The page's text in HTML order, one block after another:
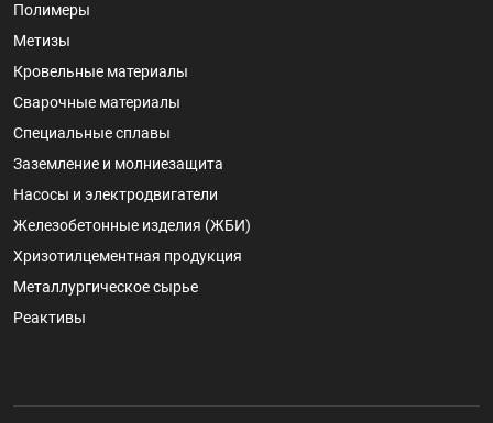
Полимеры
Метизы
Кровельные материалы
Сварочные материалы
Специальные сплавы
Заземление и молниезащита
Насосы и электродвигатели
Железобетонные изделия (ЖБИ)
Хризотилцементная продукция
Металлургическое сырье
Реактивы